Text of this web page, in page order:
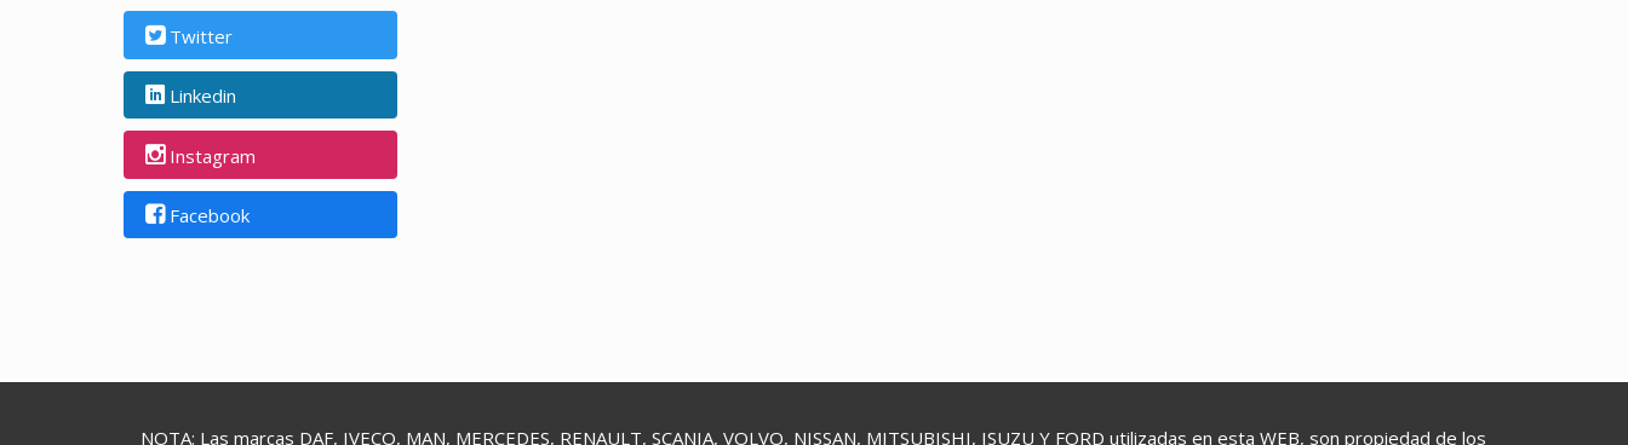
Twitter
Linkedin
Instagram
Facebook
NOTA: Las marcas DAF, IVECO, MAN, MERCEDES, RENAULT, SCANIA, VOLVO, NISSAN, MITSUBISHI, ISUZU Y FORD utilizadas en esta WEB, son propiedad de los